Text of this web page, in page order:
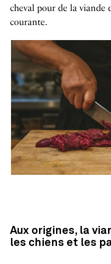
cheval pour de la
courante.
Aux origines, la
les chiens et les